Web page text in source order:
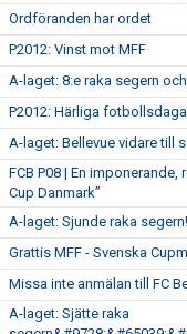
Ordföranden har ordet
P2012: Vinst mot MFF
A-laget: 8:e raka segern
P2012: Härliga
A-laget: Bellevue vidare till
FCB P08 | En
Cup Danmark”
A-laget: Sjunde raka segern!
Grattis MFF - Svenska
Missa inte anmälan till FC
A-laget: Sjätte raka